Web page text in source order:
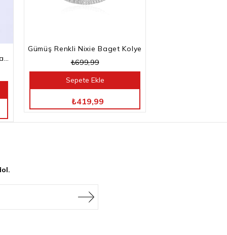
Gümüş Renkli Kesme Baget Taşlı Su Yolu Bileklik
Gümüş Renkli Nixie Baget Kolye
₺699,99
₺419,99
Sepete Ekle